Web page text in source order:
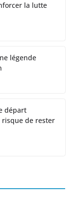
la lutte
légende
départ
risque de rester